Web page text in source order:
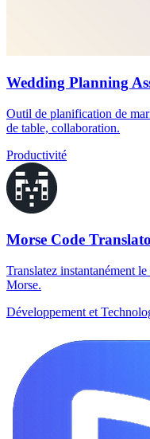
Wedding Planning
Outil de planification de
de table, collaboration.
Productivité
Morse Code
Translatez instantanément
Morse.
Développement et